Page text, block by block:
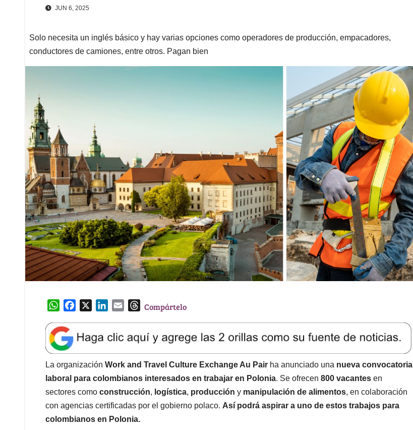
JUN 6, 2025
Solo necesita un inglés básico y hay varias opciones como operadores de producción, empacadores,
conductores de camiones, entre otros. Pagan bien
W
a
t
s
A
p
p
e
b
o
o
k
k
e
d
I
n
l
T
e
a
d
s
Compártelo
La organización Work and Travel Culture Exchange Au Pair ha anunciado una nueva convocatoria
laboral para colombianos interesados en trabajar en Polonia. Se ofrecen 800 vacantes en
sectores como construcción, logística, producción y manipulación de alimentos, en colaboración
con agencias certificadas por el gobierno polaco. Así podrá aspirar a uno de estos trabajos para
colombianos en Polonia.